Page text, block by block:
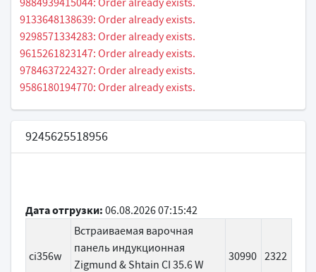
9133648138639: Order already exists.
9298571334283: Order already exists.
9615261823147: Order already exists.
9784637224327: Order already exists.
9586180194770: Order already exists.
9245625518956
Дата отгрузки: 06.08.2026 07:15:42
ci356w
Встраиваемая варочная
панель индукционная
Zigmund & Shtain CI 35.6 W
30990 2322